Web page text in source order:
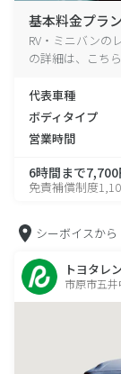
基本料金プラン
RV・ミニバンの
の詳細は、こち
代表車種
ボディタイプ
営業時間
6時間まで
免責補償制度
シーボイスから
トヨタレ
市原市五